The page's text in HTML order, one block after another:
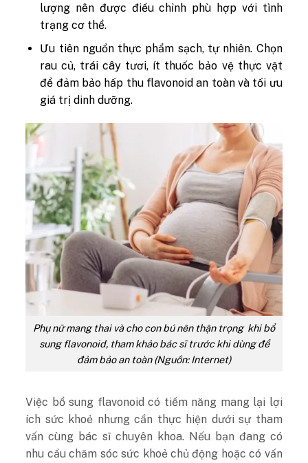
lượng nên được điều chỉnh phù hợp với tình
trạng cơ thể.
Ưu tiên nguồn thực phẩm sạch, tự nhiên. Chọn
rau củ, trái cây tươi, ít thuốc bảo vệ thực vật
để đảm bảo hấp thu flavonoid an toàn và tối ưu
giá trị dinh dưỡng.
Phụ nữ mang thai và cho con bú nên thận trọng khi bổ
sung flavonoid, tham khảo bác sĩ trước khi dùng để
đảm bảo an toàn (Nguồn: Internet)
Việc bổ sung flavonoid có tiềm năng mang lại lợi
ích sức khoẻ nhưng cần thực hiện dưới sự tham
vấn cùng bác sĩ chuyên khoa. Nếu bạn đang có
nhu cầu chăm sóc sức khoẻ chủ động hoặc có vấn